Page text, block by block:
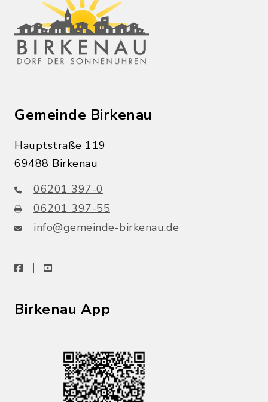
Gemeinde Birkenau
Hauptstraße 119
69488 Birkenau
06201 397-0
06201 397-55
info@gemeinde-birkenau.de
facebookyoutube
Birkenau App